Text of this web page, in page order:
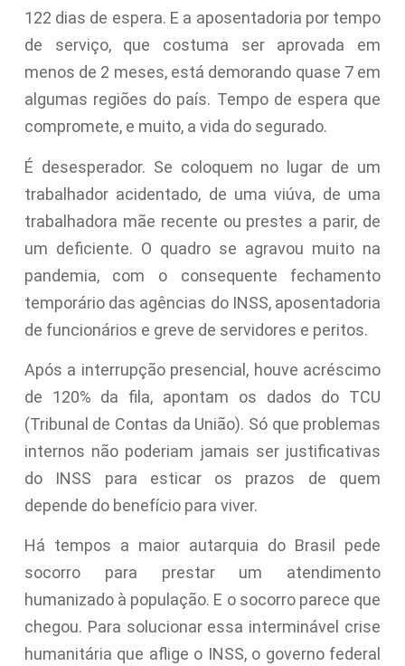
122 dias de espera. E a aposentadoria por tempo
de serviço, que costuma ser aprovada em
menos de 2 meses, está demorando quase 7 em
algumas regiões do país. Tempo de espera que
compromete, e muito, a vida do segurado.
É desesperador. Se coloquem no lugar de um
trabalhador acidentado, de uma viúva, de uma
trabalhadora mãe recente ou prestes a parir, de
um deficiente. O quadro se agravou muito na
pandemia, com o consequente fechamento
temporário das agências do INSS, aposentadoria
de funcionários e greve de servidores e peritos.
Após a interrupção presencial, houve acréscimo
de 120% da fila, apontam os dados do TCU
(Tribunal de Contas da União). Só que problemas
internos não poderiam jamais ser justificativas
do INSS para esticar os prazos de quem
depende do benefício para viver.
Há tempos a maior autarquia do Brasil pede
socorro para prestar um atendimento
humanizado à população. E o socorro parece que
chegou. Para solucionar essa interminável crise
humanitária que aflige o INSS, o governo federal